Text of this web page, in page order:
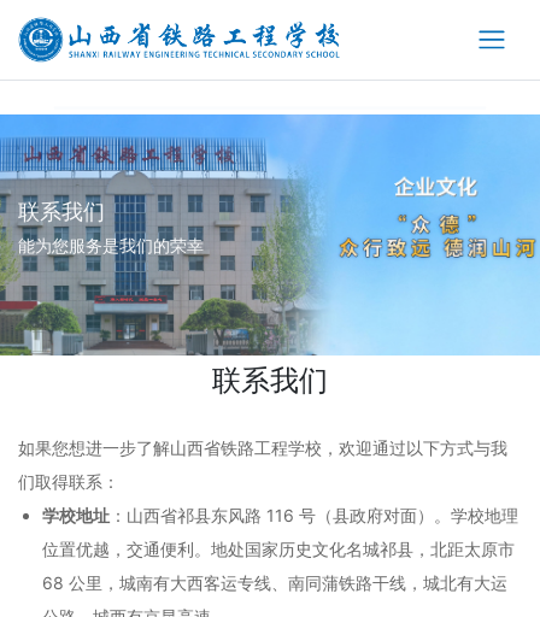
联系我们
能为您服务是我们的荣幸
联系我们
如果您想进一步了解山西省铁路工程学校，欢迎通过以下方式与我
们取得联系：
学校地址 ：山西省祁县东风路 116 号（县政府对面）。学校地理
位置优越，交通便利。地处国家历史文化名城祁县，北距太原市
68 公里，城南有大西客运专线、南同蒲铁路干线，城北有大运